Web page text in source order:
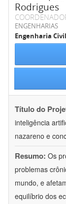
Rodrigues
ENGENHARIAS
Engenharia Civil
Título do
inteligência
nazareno e
Resumo: Os
problemas
mundo, e
equilíbrio dos